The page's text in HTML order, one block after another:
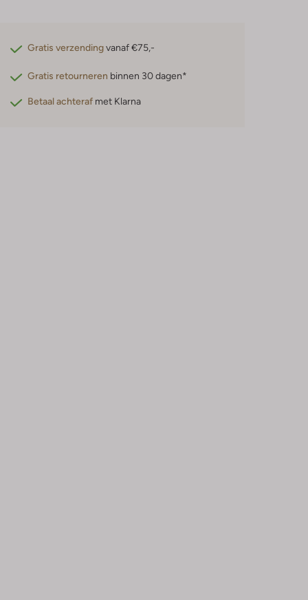
Gratis verzendingvanaf €75,-
Gratis retourneren binnen 30 dagen*
Betaal achteraf met Klarna